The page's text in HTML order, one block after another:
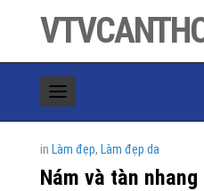
in Làm đẹp, Làm đẹp da
Nám và tàn